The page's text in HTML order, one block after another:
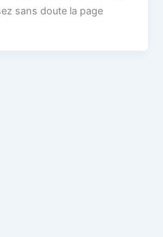
sans doute la page